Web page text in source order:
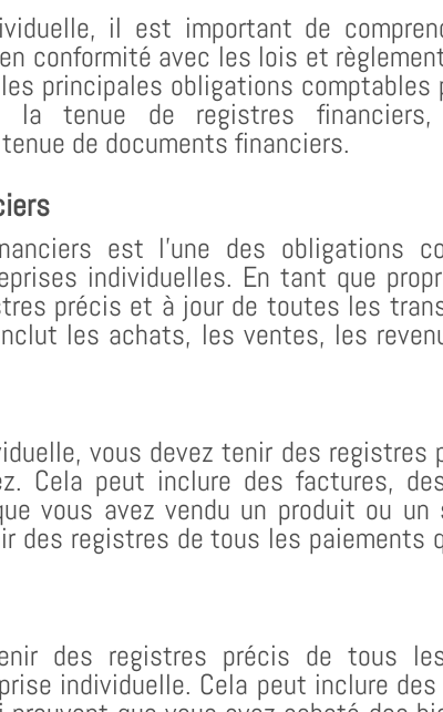
il est important de
conformité avec les lois et
principales obligations comptables
la tenue de registres
de documents financiers.
est l’une des obligations
individuelles. En tant que
précis et à jour de toutes les
les achats, les ventes, les
vous devez tenir des
Cela peut inclure des factures,
vous avez vendu un produit ou
des registres de tous les paiements
des registres précis de tous
individuelle. Cela peut inclure